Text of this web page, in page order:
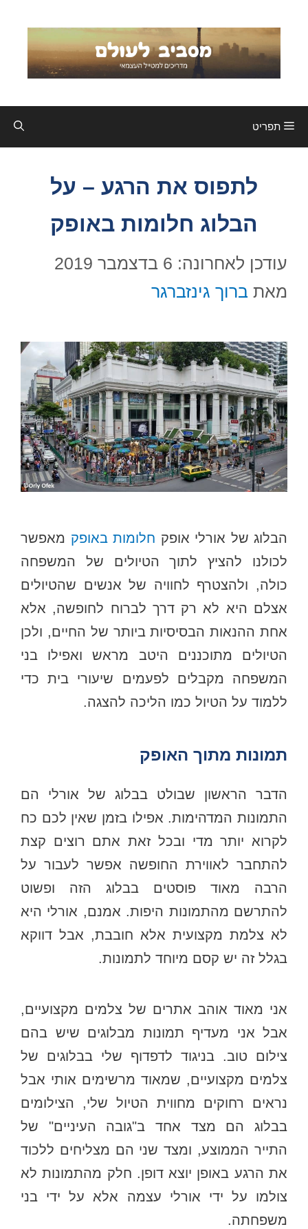
לתוכן
תפריט
לתפוס את הרגע – על
הבלוג חלומות באופק
עודכן לאחרונה: 6 בדצמבר 2019
מאת ברוך גינזברגר
הבלוג של אורלי אופק חלומות באופק מאפשר
לכולנו להציץ לתוך הטיולים של המשפחה
כולה, ולהצטרף לחוויה של אנשים שהטיולים
אצלם היא לא רק דרך לברוח לחופשה, אלא
אחת ההנאות הבסיסיות ביותר של החיים, ולכן
הטיולים מתוכננים היטב מראש ואפילו בני
המשפחה מקבלים לפעמים שיעורי בית כדי
ללמוד על הטיול כמו הליכה להצגה.
תמונות מתוך האופק
הדבר הראשון שבולט בבלוג של אורלי הם
התמונות המדהימות. אפילו בזמן שאין לכם כח
לקרוא יותר מדי ובכל זאת אתם רוצים קצת
להתחבר לאווירת החופשה אפשר לעבור על
הרבה מאוד פוסטים בבלוג הזה ופשוט
להתרשם מהתמונות היפות. אמנם, אורלי היא
לא צלמת מקצועית אלא חובבת, אבל דווקא
בגלל זה יש קסם מיוחד לתמונות.
אני מאוד אוהב אתרים של צלמים מקצועיים,
אבל אני מעדיף תמונות מבלוגים שיש בהם
צילום טוב. בניגוד לדפדוף שלי בבלוגים של
צלמים מקצועיים, שמאוד מרשימים אותי אבל
נראים רחוקים מחווית הטיול שלי, הצילומים
בבלוג הם מצד אחד ב"גובה העיניים" של
התייר הממוצע, ומצד שני הם מצליחים ללכוד
את הרגע באופן יוצא דופן. חלק מהתמונות לא
צולמו על ידי אורלי עצמה אלא על ידי בני
משפחתה.